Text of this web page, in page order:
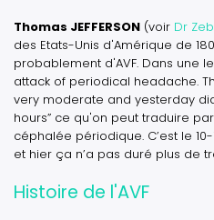
Thomas JEFFERSON (voir Dr
des Etats-Unis d'Amérique de
probablement d'AVF. Dans une
attack of periodical headache.
very moderate and yesterday
hours” ce qu'on peut traduire par
céphalée périodique. C’est le
et hier ça n’a pas duré plus de
Histoire de l'AVF